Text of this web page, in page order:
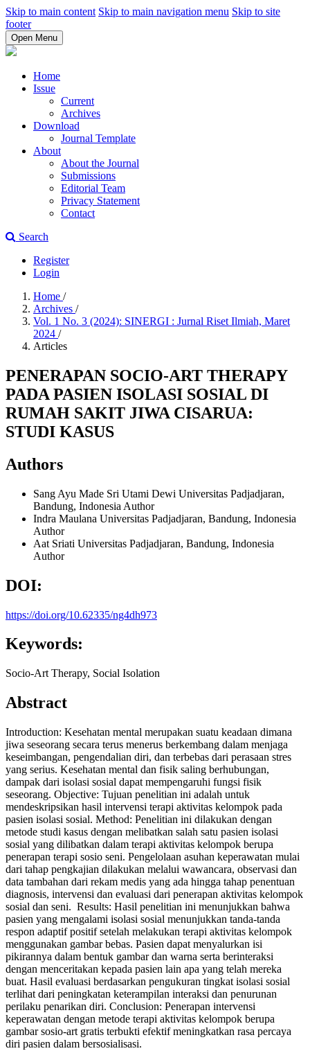
Skip to main content Skip to main navigation menu Skip to site
footer
Open Menu
Home
Issue
Current
Archives
Download
Journal Template
About
About the Journal
Submissions
Editorial Team
Privacy Statement
Contact
Search
Register
Login
Home /
Archives /
Vol. 1 No. 3 (2024): SINERGI : Jurnal Riset Ilmiah, Maret
2024 /
Articles
PENERAPAN SOCIO-ART THERAPY
PADA PASIEN ISOLASI SOSIAL DI
RUMAH SAKIT JIWA CISARUA:
STUDI KASUS
Authors
Sang Ayu Made Sri Utami Dewi Universitas Padjadjaran,
Bandung, Indonesia Author
Indra Maulana Universitas Padjadjaran, Bandung, Indonesia
Author
Aat Sriati Universitas Padjadjaran, Bandung, Indonesia
Author
DOI:
https://doi.org/10.62335/ng4dh973
Keywords:
Socio-Art Therapy, Social Isolation
Abstract
Introduction: Kesehatan mental merupakan suatu keadaan dimana
jiwa seseorang secara terus menerus berkembang dalam menjaga
keseimbangan, pengendalian diri, dan terbebas dari perasaan stres
yang serius. Kesehatan mental dan fisik saling berhubungan,
dampak dari isolasi sosial dapat mempengaruhi fungsi fisik
seseorang. Objective: Tujuan penelitian ini adalah untuk
mendeskripsikan hasil intervensi terapi aktivitas kelompok pada
pasien isolasi sosial. Method: Penelitian ini dilakukan dengan
metode studi kasus dengan melibatkan salah satu pasien isolasi
sosial yang dilibatkan dalam terapi aktivitas kelompok berupa
penerapan terapi sosio seni. Pengelolaan asuhan keperawatan mulai
dari tahap pengkajian dilakukan melalui wawancara, observasi dan
data tambahan dari rekam medis yang ada hingga tahap penentuan
diagnosis, intervensi dan evaluasi dari penerapan aktivitas kelompok
sosial dan seni. Results: Hasil penelitian ini menunjukkan bahwa
pasien yang mengalami isolasi sosial menunjukkan tanda-tanda
respon adaptif positif setelah melakukan terapi aktivitas kelompok
menggunakan gambar bebas. Pasien dapat menyalurkan isi
pikirannya dalam bentuk gambar dan warna serta berinteraksi
dengan menceritakan kepada pasien lain apa yang telah mereka
buat. Hasil evaluasi berdasarkan pengukuran tingkat isolasi sosial
terlihat dari peningkatan keterampilan interaksi dan penurunan
perilaku penarikan diri. Conclusion: Penerapan intervensi
keperawatan dengan metode terapi aktivitas kelompok berupa
gambar sosio-art gratis terbukti efektif meningkatkan rasa percaya
diri pasien dalam bersosialisasi.